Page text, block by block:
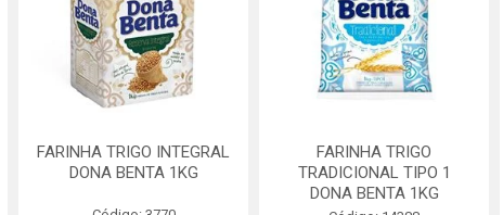
FARINHA TRIGO INTEGRAL
DONA BENTA 1KG
FARINHA TRIGO
TRADICIONAL TIPO 1
DONA BENTA 1KG